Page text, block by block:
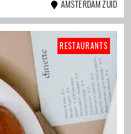
AMSTERDAM ZUID
RESTAURANTS